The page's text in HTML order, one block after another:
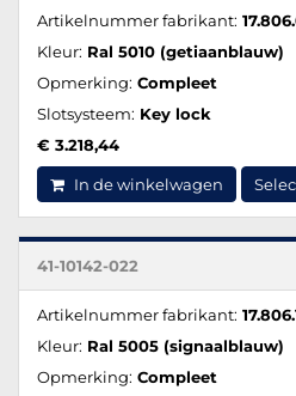
Artikelnummer fabrikant:
Kleur: Ral 5010 (getiaanblauw)
Opmerking: Compleet
Slotsysteem: Key lock
€ 3.218,44
In de winkelwagen
41-10142-022
Artikelnummer fabrikant:
Kleur: Ral 5005 (signaalblauw)
Opmerking: Compleet